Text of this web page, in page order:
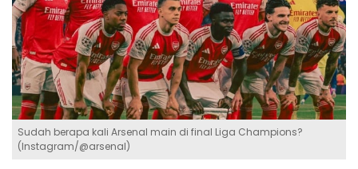
Sudah berapa kali Arsenal main di final Liga Champions?
(Instagram/@arsenal)